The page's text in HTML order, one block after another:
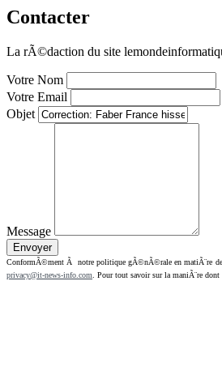
Contacter
La rÃ©daction du site
Votre Nom
Votre Email
Objet
Message
ConformÃ©ment Ã notre politique gÃ©nÃ©rale en matiÃ¨re de
privacy@it-news-info.com . Pour tout savoir sur la maniÃ¨re